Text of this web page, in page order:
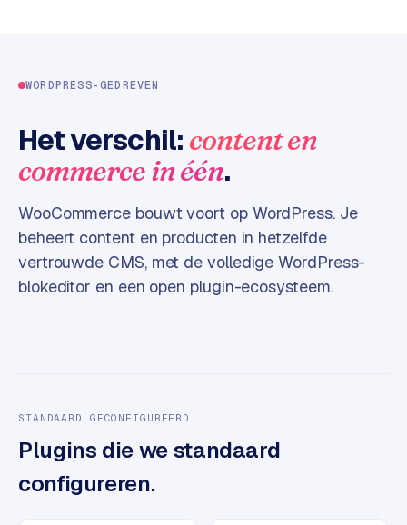
P
e
s
e
b
s
i
w
r
WORDPRESS-GEDREVEN
Het verschil: content en
commerce in één.
WooCommerce bouwt voort op WordPress. Je
beheert content en producten in hetzelfde
vertrouwde CMS, met de volledige WordPress-
blokeditor en een open plugin-ecosysteem.
STANDAARD GECONFIGUREERD
Plugins die we standaard
configureren.